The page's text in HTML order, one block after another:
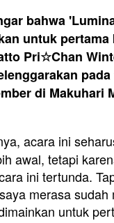
bahwa
untuk pertama
Pri☆Chan
di Makuhari
acara ini
awal, tetapi
ini tertunda.
merasa sudah
untuk